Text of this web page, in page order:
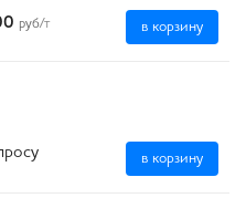
руб/т в корзину
в корзину